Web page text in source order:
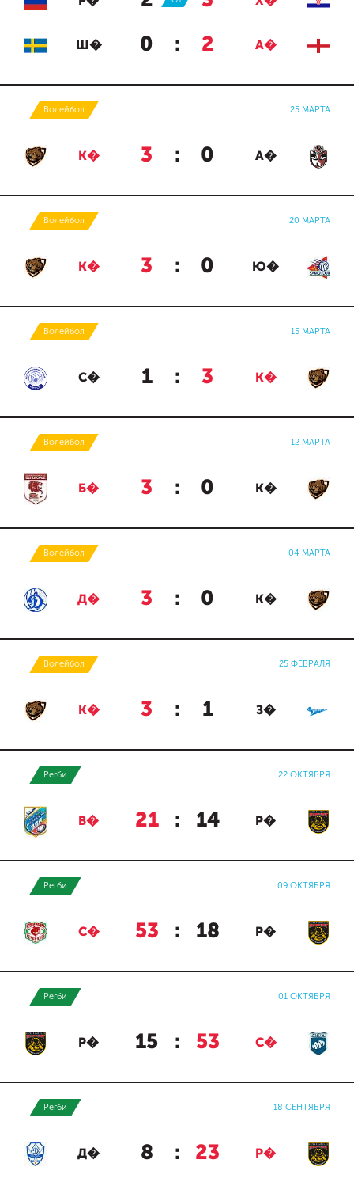
Ш� 0 : 2 А�
Волейбол 25 МАРТА
К� 3 : 0 А�
Волейбол 20 МАРТА
К� 3 : 0 Ю�
Волейбол 15 МАРТА
С� 1 : 3 К�
Волейбол 12 МАРТА
Б� 3 : 0 К�
Волейбол 04 МАРТА
Д� 3 : 0 К�
Волейбол 25 ФЕВРАЛЯ
К� 3 : 1 З�
Регби 22 ОКТЯБРЯ
В� 21 : 14 Р�
Регби 09 ОКТЯБРЯ
С� 53 : 18 Р�
Регби 01 ОКТЯБРЯ
Р� 15 : 53 С�
Регби 18 СЕНТЯБРЯ
Д� 8 : 23 Р�